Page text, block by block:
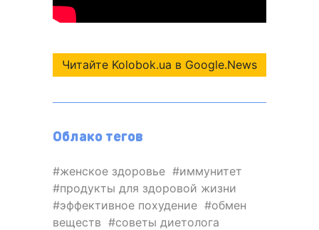
Читайте Kolobok.ua в Google.News
Облако тегов
женское здоровье
иммунитет
продукты для здоровой жизни
эффективное похудение
обмен
веществ
советы диетолога